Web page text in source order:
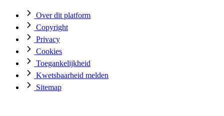
Over dit platform
Copyright
Privacy
Cookies
Toegankelijkheid
Kwetsbaarheid melden
Sitemap